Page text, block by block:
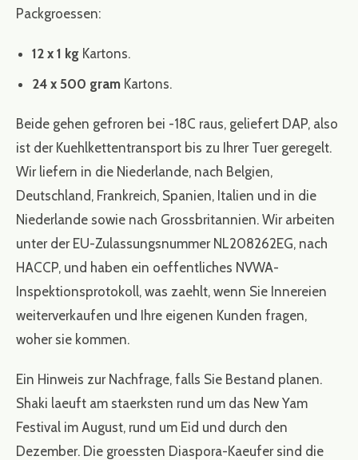
Packgroessen:
12 x 1 kg Kartons.
24 x 500 gram Kartons.
Beide gehen gefroren bei -18C raus, geliefert DAP, also
ist der Kuehlkettentransport bis zu Ihrer Tuer geregelt.
Wir liefern in die Niederlande, nach Belgien,
Deutschland, Frankreich, Spanien, Italien und in die
Niederlande sowie nach Grossbritannien. Wir arbeiten
unter der EU-Zulassungsnummer NL208262EG, nach
HACCP, und haben ein oeffentliches NVWA-
Inspektionsprotokoll, was zaehlt, wenn Sie Innereien
weiterverkaufen und Ihre eigenen Kunden fragen,
woher sie kommen.
Ein Hinweis zur Nachfrage, falls Sie Bestand planen.
Shaki laeuft am staerksten rund um das New Yam
Festival im August, rund um Eid und durch den
Dezember. Die groessten Diaspora-Kaeufer sind die